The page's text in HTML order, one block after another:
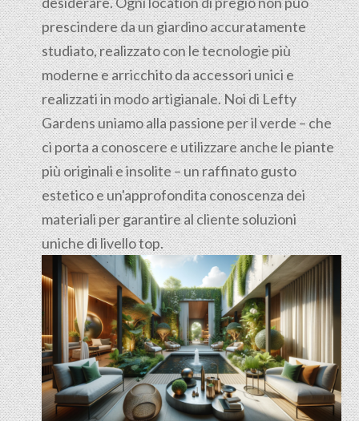
prescindere da un giardino accuratamente
studiato, realizzato con le tecnologie più
moderne e arricchito da accessori unici e
realizzati in modo artigianale. Noi di Lefty
Gardens uniamo alla passione per il verde – che
ci porta a conoscere e utilizzare anche le piante
più originali e insolite – un raffinato gusto
estetico e un'approfondita conoscenza dei
materiali per garantire al cliente soluzioni
uniche di livello top.